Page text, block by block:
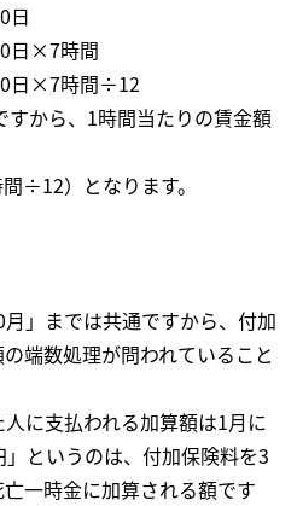
日
日×7時間
日×7時間÷12
から、1時間当たりの賃金額
÷12）となります。
」までは共通ですから、付加
端数処理が問われていること
に支払われる加算額は1月に
というのは、付加保険料を3
一時金に加算される額です